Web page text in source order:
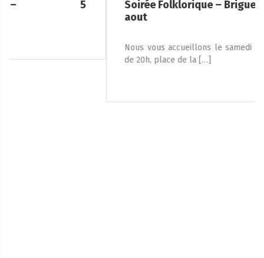
Soirée Folklorique – Brigueuil – Samedi 08
Nous vous accueillons le samedi 8 août 2026, à partir
de 20h, place de la […]